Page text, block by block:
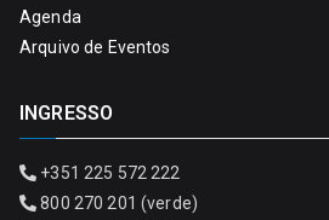
Agenda
Arquivo de Eventos
INGRESSO
+351 225 572 222
800 270 201 (verde)